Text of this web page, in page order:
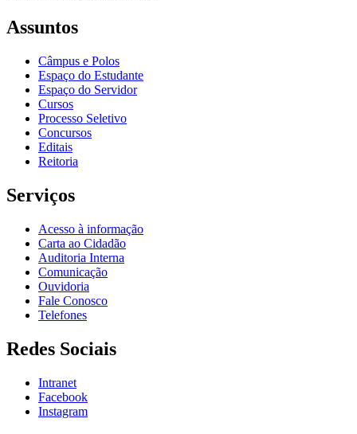
Assuntos
Câmpus e Polos
Espaço do Estudante
Espaço do Servidor
Cursos
Processo Seletivo
Concursos
Editais
Reitoria
Serviços
Acesso à informação
Carta ao Cidadão
Auditoria Interna
Comunicação
Ouvidoria
Fale Conosco
Telefones
Redes Sociais
Intranet
Facebook
Instagram